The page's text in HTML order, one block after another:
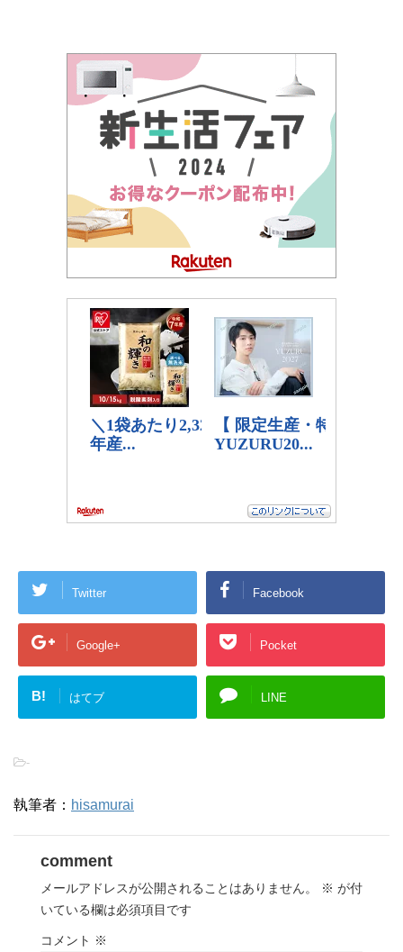
Twitter Facebook
Google+ Pocket
B! はてブ LINE
-
執筆者： hisamurai
comment
メールアドレスが公開されることはありません。 ※ が付
いている欄は必須項目です
コメント ※